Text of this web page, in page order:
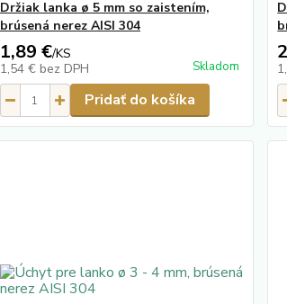
Držiak lanka ø 5 mm so zaistením,
brúsená nerez AISI 304
1,89 €/KS
1,54 € bez DPH Skladom
Pridať do košíka